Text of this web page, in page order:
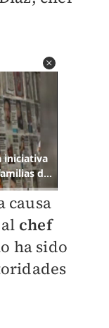
causa
chef
ha sido